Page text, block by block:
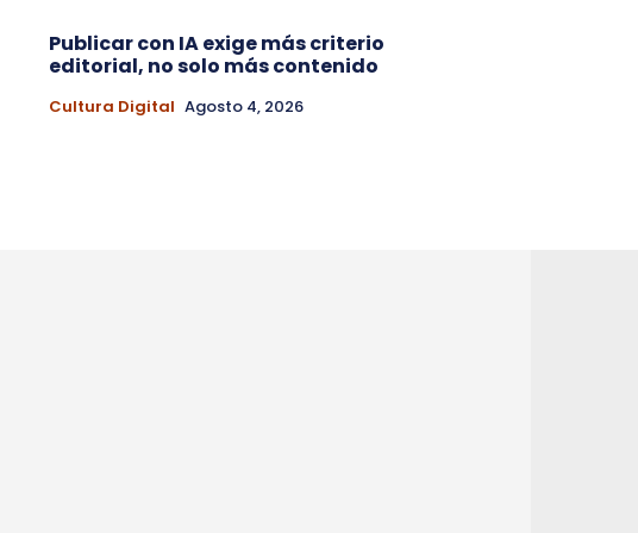
Publicar con IA exige más criterio
editorial, no solo más contenido
Cultura Digital Agosto 4, 2026